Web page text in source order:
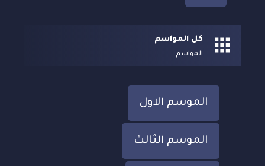
كل المواسم
المواسم
الموسم الاول
الموسم الثالث